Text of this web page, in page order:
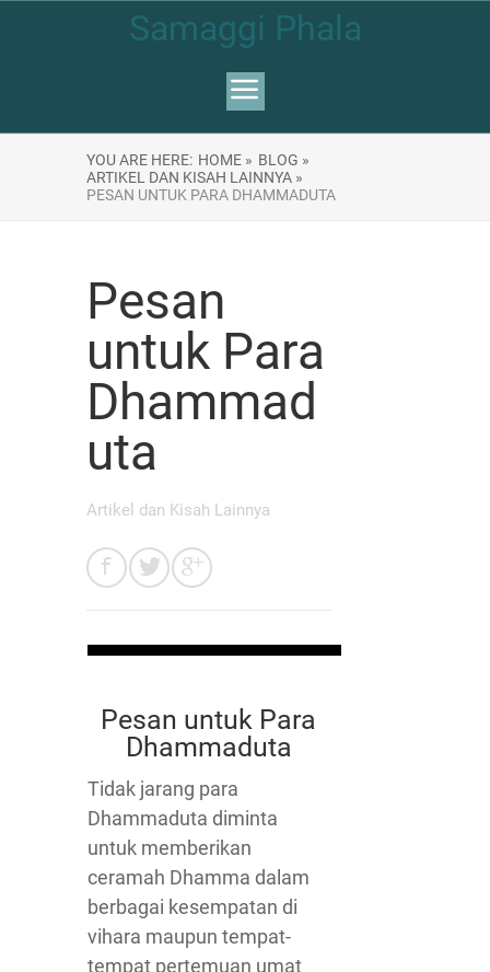
Samaggi Phala
YOU ARE HERE: HOME » BLOG »
ARTIKEL DAN KISAH LAINNYA »
PESAN UNTUK PARA DHAMMADUTA
Pesan
untuk Para
Dhammad
uta
Artikel dan Kisah Lainnya
Pesan untuk Para
Dhammaduta
Tidak jarang para
Dhammaduta diminta
untuk memberikan
ceramah Dhamma dalam
berbagai kesempatan di
vihara maupun tempat-
tempat pertemuan umat